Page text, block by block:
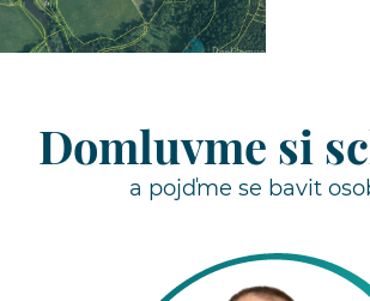
Domluvme si
a pojďme se bavit